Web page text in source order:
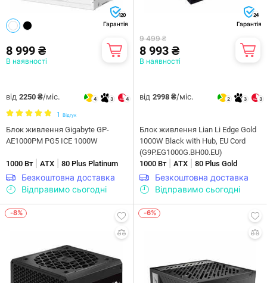
120
Гарантія
8 999 ₴
В наявності
від 2250 ₴/міс. 4 3 4
1 Відгук
Блок живлення Gigabyte GP-
AE1000PM PG5 ICE 1000W
1000 Вт| ATX 80 Plus Platinum
Безкоштовна доставка
Відправимо сьогодні
24
Гарантія
9 499 ₴
8 993 ₴
В наявності
від 2998 ₴/міс. 2 3 3
Блок живлення Lian Li Edge Gold
1000W Black with Hub, EU Cord
(G9P.EG1000G.BH00.EU)
1000 Вт| ATX 80 Plus Gold
Безкоштовна доставка
Відправимо сьогодні
-8% -6%